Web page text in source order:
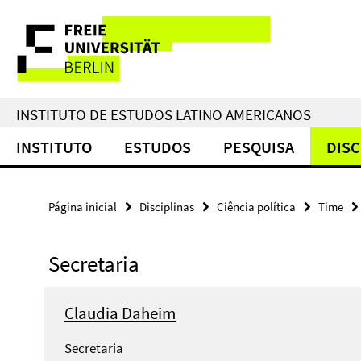
direkt
Inhalt
Serviço
de
navegação
INSTITUTO DE ESTUDOS LATINO AMERICANOS
INSTITUTO ESTUDOS PESQUISA
Página inicial Disciplinas Ciência política Time
Secretaria
Claudia Daheim
Secretaria